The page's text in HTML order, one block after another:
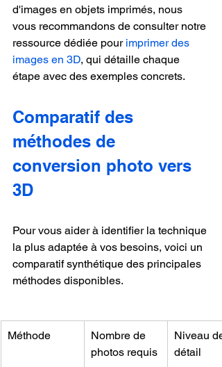
d'images en objets imprimés, nous
vous recommandons de consulter notre
ressource dédiée pour imprimer des
images en 3D, qui détaille chaque
étape avec des exemples concrets.
Comparatif des
méthodes de
conversion photo vers
3D
Pour vous aider à identifier la technique
la plus adaptée à vos besoins, voici un
comparatif synthétique des principales
méthodes disponibles.
Méthode
Nombre de
photos requis
Niveau de
détail